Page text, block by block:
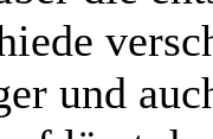
und